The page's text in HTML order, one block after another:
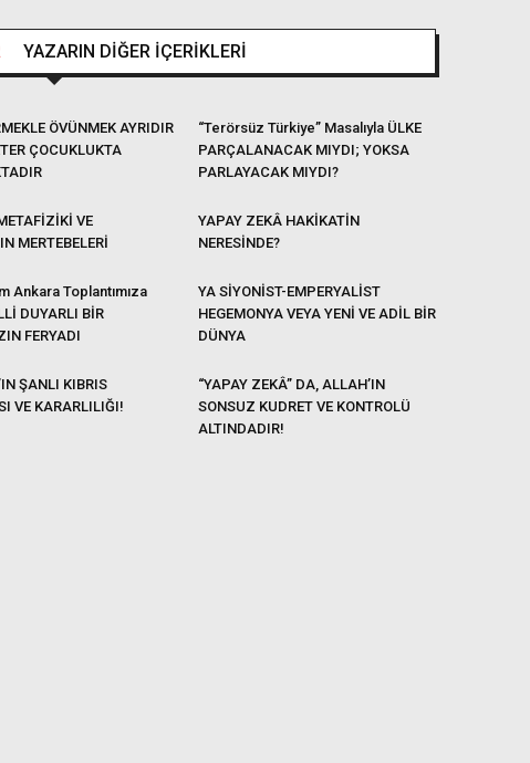
YAZARIN DİĞER İÇERİKLERİ
ÖVÜNMEK AYRIDIR
ÇOCUKLUKTA
“Terörsüz Türkiye” Masalıyla ÜLKE
PARÇALANACAK MIYDI; YOKSA
PARLAYACAK MIYDI?
VE
MERTEBELERİ
YAPAY ZEKÂ HAKİKATİN
NERESİNDE?
Ankara Toplantımıza
DUYARLI BİR
FERYADI
YA SİYONİST-EMPERYALİST
HEGEMONYA VEYA YENİ VE ADİL BİR
DÜNYA
ŞANLI KIBRIS
VE KARARLILIĞI!
“YAPAY ZEKÂ” DA, ALLAH’IN
SONSUZ KUDRET VE KONTROLÜ
ALTINDADIR!